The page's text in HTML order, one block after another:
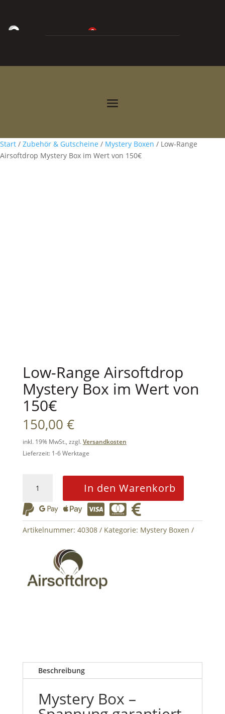
0
Start / Zubehör & Gutscheine / Mystery Boxen / Low-Range
Airsoftdrop Mystery Box im Wert von 150€
Low-Range Airsoftdrop
Mystery Box im Wert von
150€
150,00 €
inkl. 19% MwSt., zzgl.Versandkosten
Lieferzeit: 1-6 Werktage
Range
Airsoftdrop
Mystery
Box
150€
Menge
In den Warenkorb
     
Artikelnummer: 40308 Kategorie: Mystery Boxen
Beschreibung
Mystery Box –